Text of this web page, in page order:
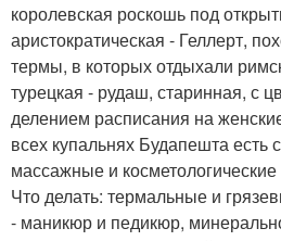
королевская роскошь под
аристократическая - Геллерт,
термы, в которых отдыхали
турецкая - рудаш, старинная, с
делением расписания на
всех купальнях Будапешта есть
массажные и
Что делать: термальные и
- маникюр и педикюр,